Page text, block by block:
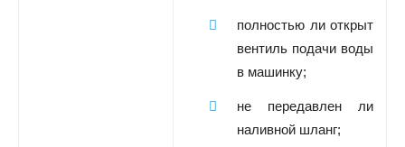
полностью ли открыт
вентиль подачи воды
в машинку;
не передавлен ли
наливной шланг;